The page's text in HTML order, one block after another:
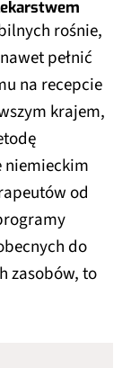
rośnie,
pełnić
na recepcie
krajem,
niemieckim
od
do
zasobów, to